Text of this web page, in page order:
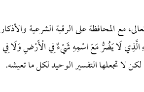
مع المحافظة على الرقية الشرعية
لَا يَضُرُّ مَعَ اسْمِهِ شَيْءٌ فِي الْأَرْضِ وَلَا فِي
لا تجعلها التفسير الوحيد لكل ما تعيشه.